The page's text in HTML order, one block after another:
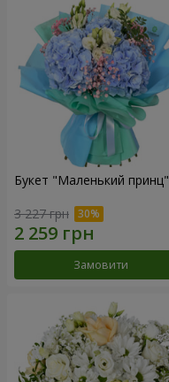
Букет "Маленький принц"
3 227 грн
Замовити